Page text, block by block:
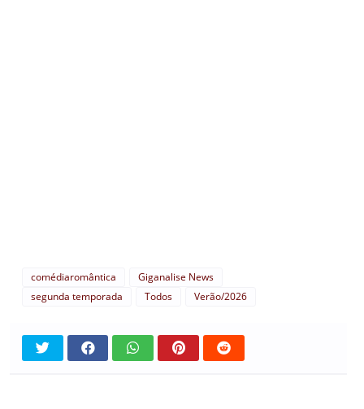
comédiaromântica
Giganalise News
segunda temporada
Todos Verão/2026